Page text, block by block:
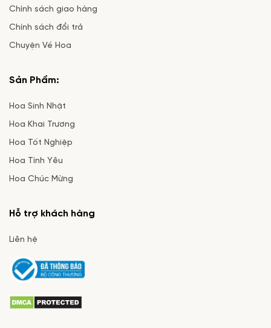
Chính sách giao hàng
Chính sách đổi trả
Chuyện Về Hoa
Sản Phẩm:
Hoa Sinh Nhật
Hoa Khai Trương
Hoa Tốt Nghiệp
Hoa Tình Yêu
Hoa Chúc Mừng
Hỗ trợ khách hàng
Liên hệ